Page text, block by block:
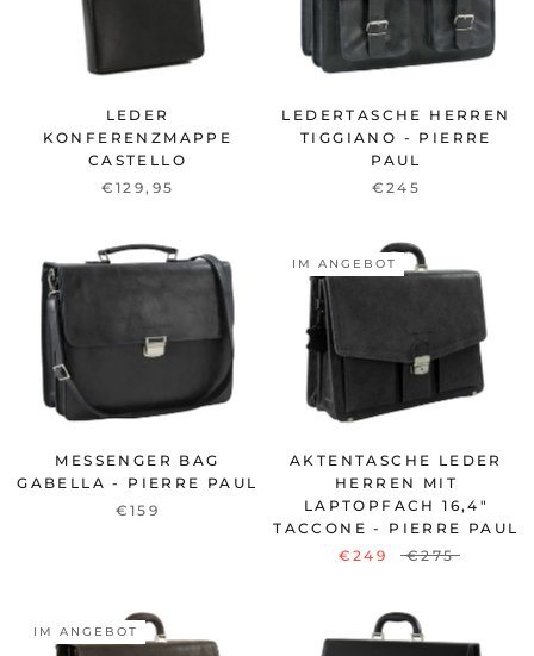
LEDER
KONFERENZMAPPE
CASTELLO
€129,95
LEDERTASCHE HERREN
TIGGIANO - PIERRE
PAUL
€245
MESSENGER BAG
GABELLA - PIERRE PAUL
€159
IM ANGEBOT
AKTENTASCHE LEDER
HERREN MIT
LAPTOPFACH 16,4"
TACCONE - PIERRE PAUL
€249
€275
IM ANGEBOT